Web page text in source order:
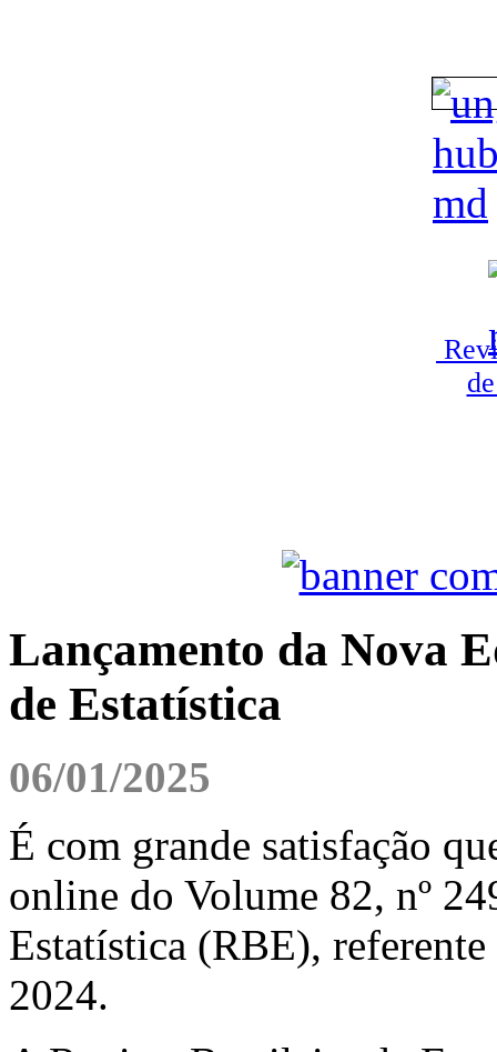
Lançamento da Nova
de Estatística
06/01/2025
É com grande satisfação
online do Volume 82, nº
Estatística (RBE),
2024.